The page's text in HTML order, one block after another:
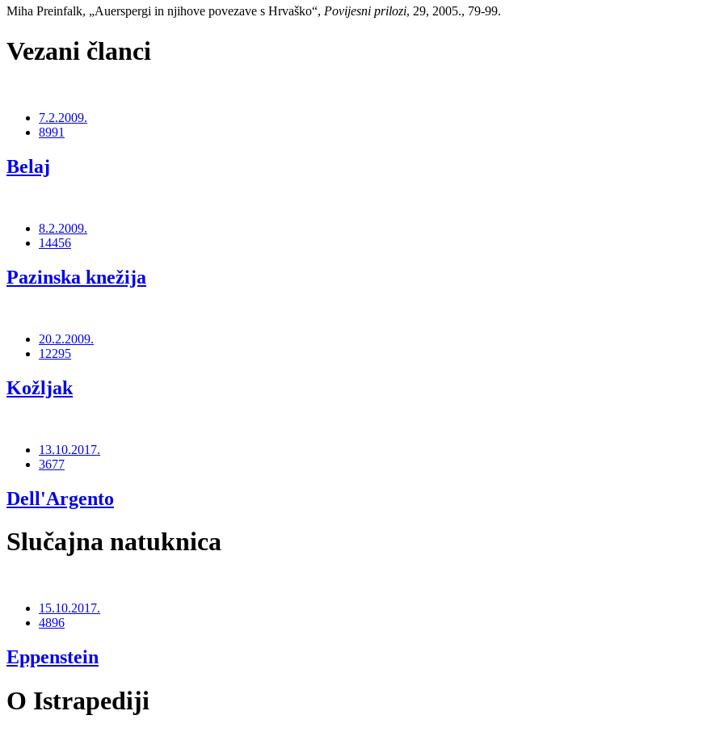
Miha Preinfalk, „Auerspergi in njihove povezave s Hrvaško“, Povijesni prilozi, 29, 2005., 79-99.
Vezani članci
7.2.2009.
8991
Belaj
8.2.2009.
14456
Pazinska knežija
20.2.2009.
12295
Kožljak
13.10.2017.
3677
Dell'Argento
Slučajna natuknica
15.10.2017.
4896
Eppenstein
O Istrapediji